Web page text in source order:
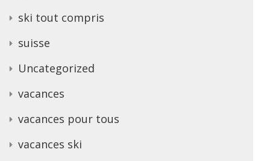
ski tout compris
suisse
Uncategorized
vacances
vacances pour tous
vacances ski